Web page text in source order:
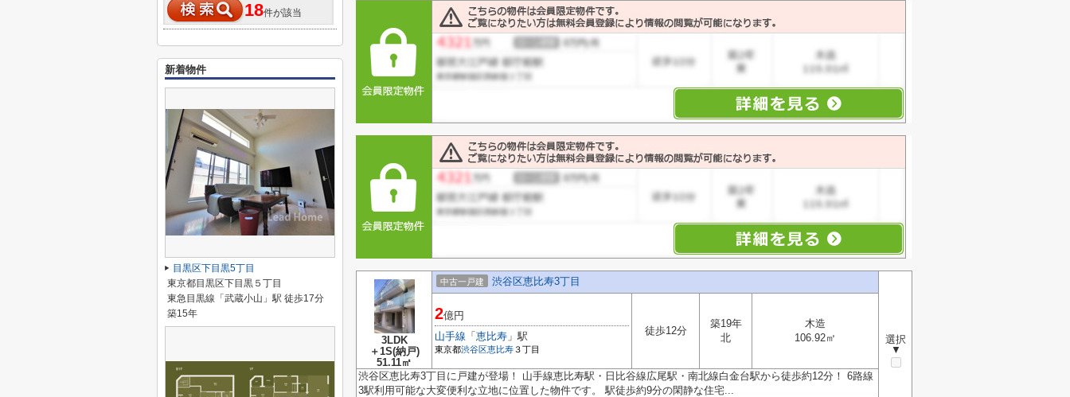
3LDK
＋1S(納戸)
51.11㎡
中古一戸建 渋谷区恵比寿3丁目
選択
▼
2億円
山手線 「 恵比寿 」駅
東京都渋谷区恵比寿３丁目
徒歩12分
築19年
北
木造
106.92㎡
渋谷区恵比寿3丁目に戸建が登場！ 山手線恵比寿駅・日比谷線広尾駅・南北線白金台駅から徒歩約12分！ 6路線
3駅利用可能な大変便利な立地に位置した物件です。 駅徒歩約9分の閑静な住宅...
18件が該当
新着物件
目黒区下目黒5丁目
東京都目黒区下目黒５丁目
東急目黒線「武蔵小山」駅 徒歩17分
築15年